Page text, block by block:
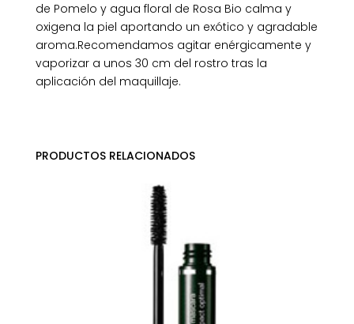
de Pomelo y agua floral de Rosa Bio calma y
oxigena la piel aportando un exótico y agradable
aroma.Recomendamos agitar enérgicamente y
vaporizar a unos 30 cm del rostro tras la
aplicación del maquillaje.
PRODUCTOS RELACIONADOS